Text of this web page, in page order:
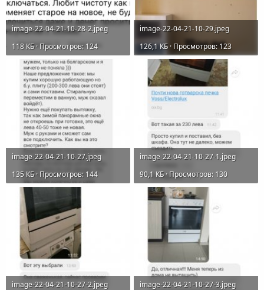
image-22-04-21-10-28-2.jpeg
118 КБ · Просмотров: 124
image-22-04-21-10-29.jpeg
126,1 КБ · Просмотров: 123
image-22-04-21-10-27.jpeg
135 КБ · Просмотров: 144
image-22-04-21-10-27-1.jpeg
90,1 КБ · Просмотров: 130
image-22-04-21-10-27-2.jpeg
image-22-04-21-10-27-3.jpeg